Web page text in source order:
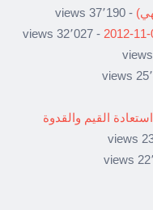
- 37٬190 views
- 32٬027 views
القيم والقدوة